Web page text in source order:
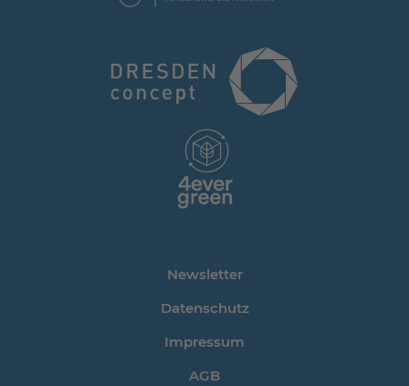
Newsletter
Datenschutz
Impressum
AGB